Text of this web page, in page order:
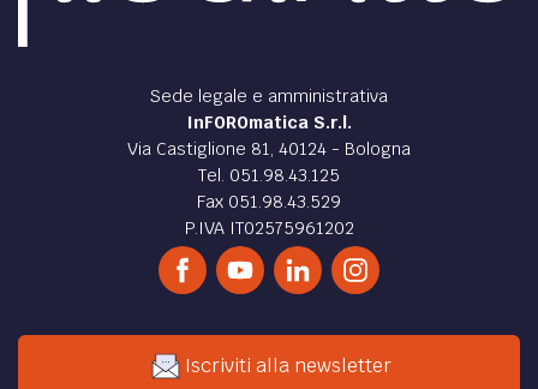
Sede legale e amministrativa
InFOROmatica S.r.l.
Via Castiglione 81, 40124 - Bologna
Tel. 051.98.43.125
Fax 051.98.43.529
P.IVA IT02575961202
Iscriviti alla newsletter